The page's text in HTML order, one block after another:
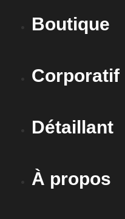
Boutique
Corporatif
Détaillant
À propos